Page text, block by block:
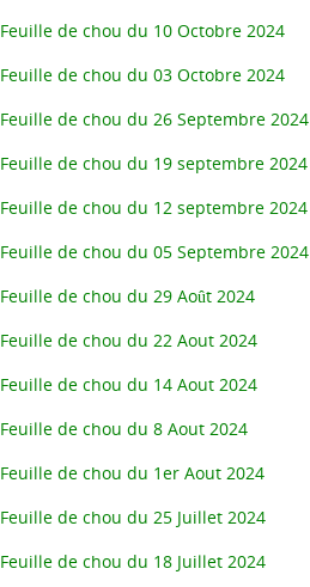
Feuille de chou du 10 Octobre 2024
Feuille de chou du 03 Octobre 2024
Feuille de chou du 26 Septembre 2024
Feuille de chou du 19 septembre 2024
Feuille de chou du 12 septembre 2024
Feuille de chou du 05 Septembre 2024
Feuille de chou du 29 Août 2024
Feuille de chou du 22 Aout 2024
Feuille de chou du 14 Aout 2024
Feuille de chou du 8 Aout 2024
Feuille de chou du 1er Aout 2024
Feuille de chou du 25 Juillet 2024
Feuille de chou du 18 Juillet 2024